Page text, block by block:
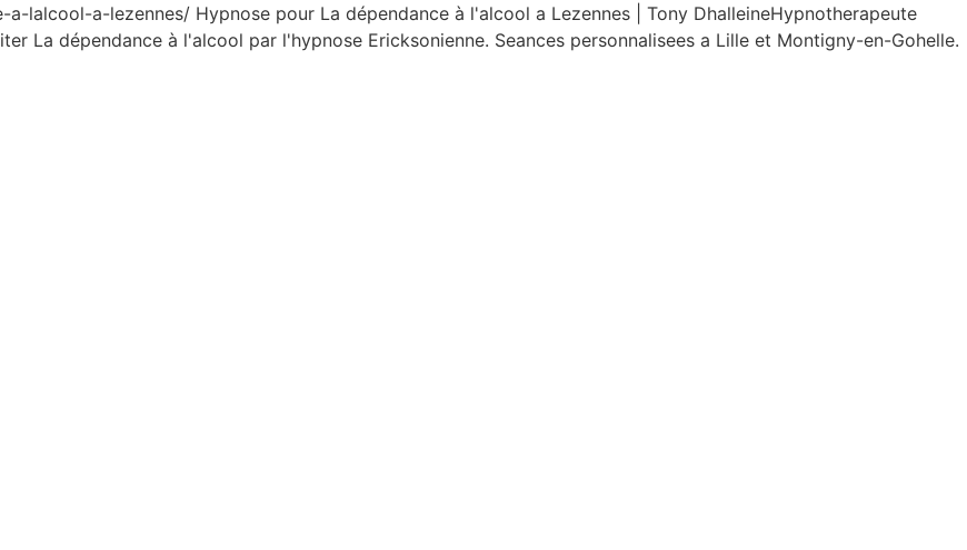
a-lalcool-a-lezennes/ Hypnose pour La dépendance à l'alcool a Lezennes | Tony DhalleineHypnotherapeute
La dépendance à l'alcool par l'hypnose Ericksonienne. Seances personnalisees a Lille et Montigny-en-Gohelle.